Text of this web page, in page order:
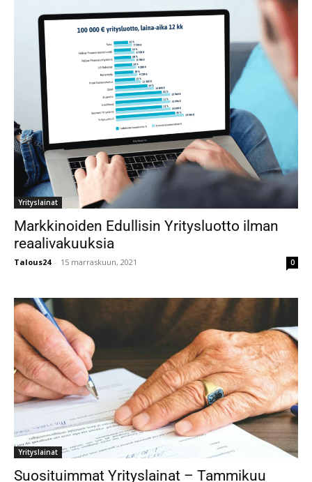
Yrityslainat
Markkinoiden Edullisin Yritysluotto ilman
reaalivakuuksia
Talous24 - 15 marraskuun, 2021 0
Yrityslainat
Suosituimmat Yrityslainat – Tammikuu